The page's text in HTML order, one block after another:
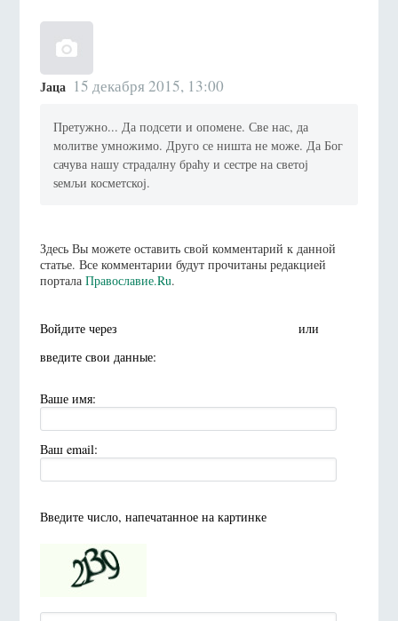
Јаца 15 декабря 2015, 13:00
Претужно... Да подсети и опомене. Све нас, да
молитве умножимо. Друго се ништа не може. Да Бог
сачува нашу страдалну браћу и сестре на светој
ѕемљи косметској.
Здесь Вы можете оставить свой комментарий к данной
статье. Все комментарии будут прочитаны редакцией
портала Православие.Ru.
Войдите через
или
введите свои данные:
Ваше имя:
Ваш email:
Введите число, напечатанное на картинке